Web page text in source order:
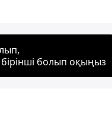
болып оқыңыз